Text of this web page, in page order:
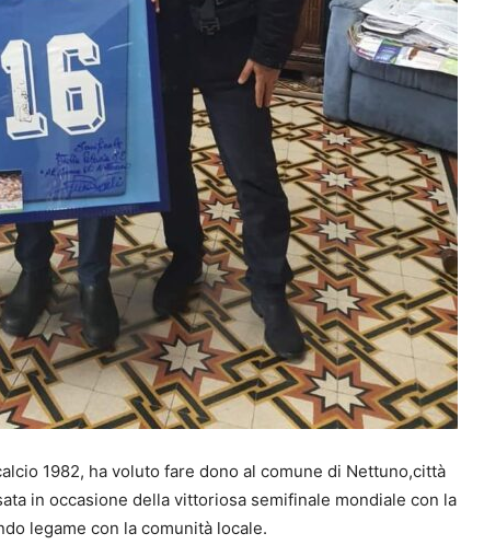
1982, ha voluto fare dono al comune di Nettuno,città
in occasione della vittoriosa semifinale mondiale con la
legame con la comunità locale.